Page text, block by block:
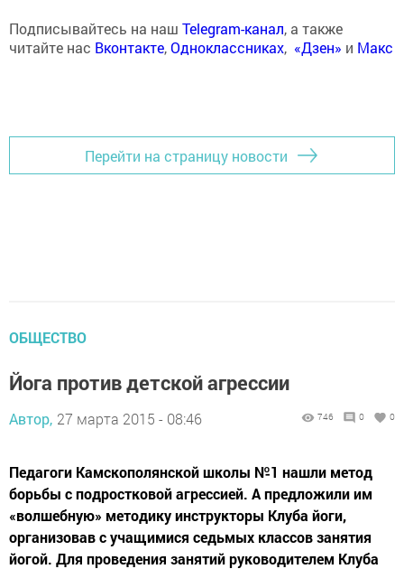
Подписывайтесь на наш Telegram-канал, а также
читайте нас Вконтакте,Одноклассниках, «Дзен» и Макс
Перейти на страницу новости
ОБЩЕСТВО
Йога против детской агрессии
Автор, 27 марта 2015 - 08:46 746 0 0
Педагоги Камскополянской школы №1 нашли метод
борьбы с подростковой агрессией. А предложили им
«волшебную» методику инструкторы Клуба йоги,
организовав с учащимися седьмых классов занятия
йогой. Для проведения занятий руководителем Клуба